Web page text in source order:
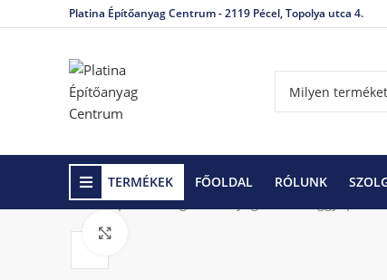
Platina Építőanyag Centrum - 2119 Pécel, Topolya utca 4.
TERMÉKEK FŐOLDAL RÓLUNK
Kezdőlap Hőszigetelő anyagok